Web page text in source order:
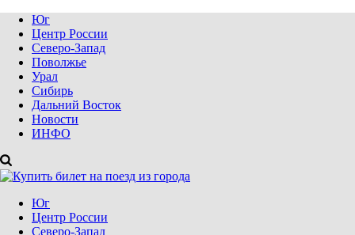
Юг
Центр России
Северо-Запад
Поволжье
Урал
Сибирь
Дальний Восток
Новости
ИНФО
Юг
Центр России
Северо-Запад